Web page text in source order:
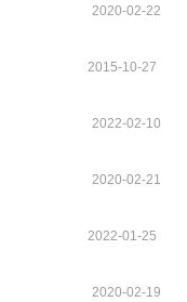
2020-02-22
2015-10-27
2022-02-10
2020-02-21
2022-01-25
2020-02-19